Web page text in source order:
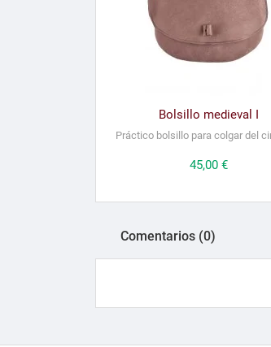
Bolsillo medieval I
Práctico bolsillo para colgar del
Precio
45,00 €
Comentarios (0)